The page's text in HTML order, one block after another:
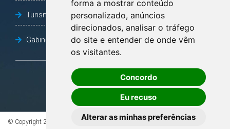
forma a mostrar conteúdo
personalizado, anúncios
direcionados, analisar o tráfego
do site e entender de onde vêm
os visitantes.
Concordo
Eu recuso
Alterar as minhas preferências
Turismo, Desporto e Cultura
Gabinete Vice-Prefeito
OUVIDORIA
© Copyright 2026 - Todos os direitos reservados à Prefeitura de